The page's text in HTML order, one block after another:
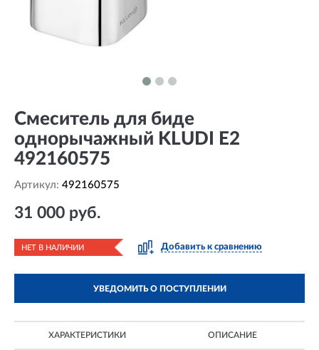
Смеситель для биде
однорычажный KLUDI E2
492160575
Артикул: 492160575
31 000 руб.
НЕТ В НАЛИЧИИ Добавить к сравнению
УВЕДОМИТЬ О ПОСТУПЛЕНИИ
ХАРАКТЕРИСТИКИ ОПИСАНИЕ